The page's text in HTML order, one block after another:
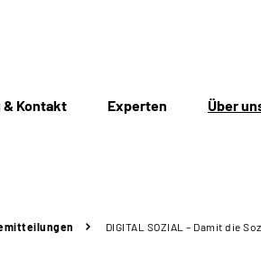
& Kontakt Experten Über
DIGITAL SOZIAL – Damit die